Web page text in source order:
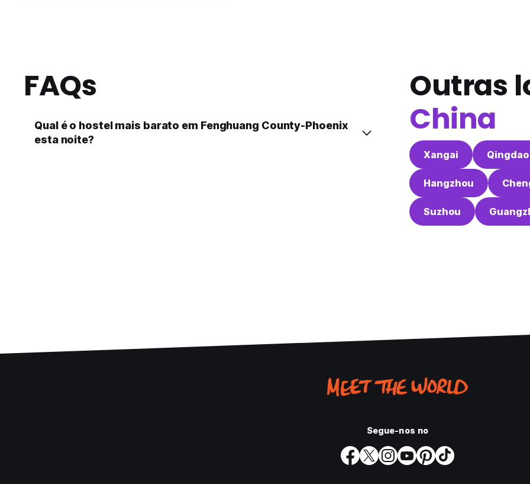
FAQs
Qual é o hostel mais barato em Fenghuang County-Phoenix
esta noite?
Outras
China
Xangai Qingdao
Hangzhou
Suzhou
Segue-nos no